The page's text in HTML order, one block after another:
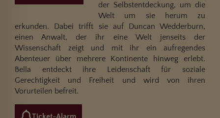
der Selbstentdeckung, um die
Welt um sie herum zu
erkunden. Dabei trifft sie auf Duncan Wedderburn,
einen Anwalt, der ihr eine Welt jenseits der
Wissenschaft zeigt und mit ihr ein aufregendes
Abenteuer über mehrere Kontinente hinweg erlebt.
Bella entdeckt ihre Leidenschaft für soziale
Gerechtigkeit und Freiheit und wird von ihren
Vorurteilen befreit.